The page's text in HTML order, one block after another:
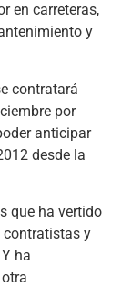
en carreteras,
y
contratará
por
anticipar
desde la
que ha vertido
contratistas y
ha